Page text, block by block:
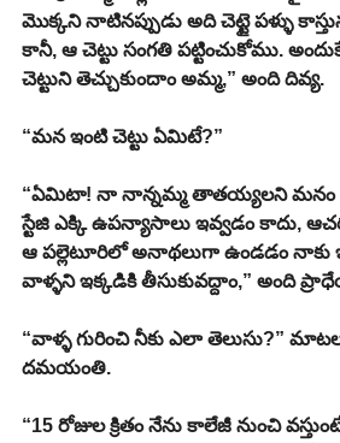
మొక్కని నాటినప్పుడు అది చెట్టై పళ్ళు
కానీ, ఆ చెట్టు సంగతి పట్టించుకోము.
చెట్టుని తెచ్చుకుందాం అమ్మ,” అంది దివ్య.
“మన ఇంటి చెట్టు ఏమిటే?”
“ఏమిటా! నా నాన్నమ్మ తాతయ్యలని మనం
స్టేజి ఎక్కి ఉపన్యాసాలు ఇవ్వడం కాదు,
ఆ పల్లెటూరిలో అనాథలుగా ఉండడం నాకు
వాళ్ళని ఇక్కడికి తీసుకువద్దాం,” అంది
“వాళ్ళ గురించి నీకు ఎలా తెలుసు?”
దమయంతి.
“15 రోజుల క్రితం నేను కాలేజీ నుంచి